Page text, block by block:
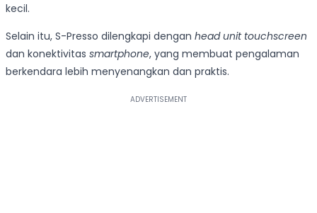
kecil.
Selain itu, S-Presso dilengkapi dengan head unit touchscreen
dan konektivitas smartphone, yang membuat pengalaman
berkendara lebih menyenangkan dan praktis.